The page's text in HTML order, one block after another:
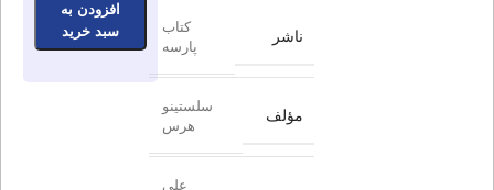
ناشر
کتاب
پارسه
مؤلف
سلستینو
هرس
علی
افزودن به
سبد خرید